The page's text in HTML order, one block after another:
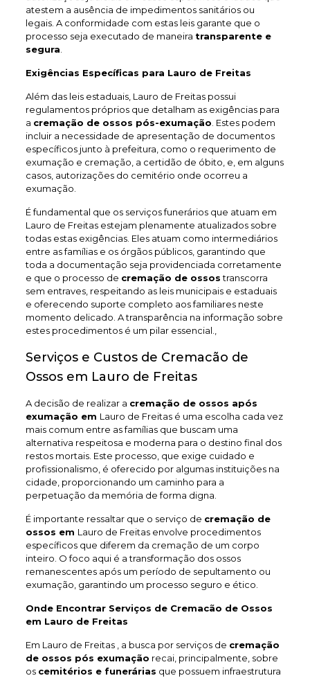
atestem a ausência de impedimentos sanitários ou
legais. A conformidade com estas leis garante que o
processo seja executado de maneira transparente e
segura
Exigências Específicas para Lauro de Freitas
Além das leis estaduais, Lauro de Freitas possui
regulamentos próprios que detalham as exigências para
a cremação de ossos pós-exumação . Estes podem
incluir a necessidade de apresentação de documentos
específicos junto à prefeitura, como o requerimento de
exumação e cremação, a certidão de óbito, e, em alguns
casos, autorizações do cemitério onde ocorreu a
exumação.
É fundamental que os serviços funerários que atuam em
Lauro de Freitas estejam plenamente atualizados sobre
todas estas exigências. Eles atuam como intermediários
entre as famílias e os órgãos públicos, garantindo que
toda a documentação seja providenciada corretamente
e que o processo de cremação de ossostranscorra
sem entraves, respeitando as leis municipais e estaduais
e oferecendo suporte completo aos familiares neste
momento delicado. A transparência na informação sobre
estes procedimentos é um pilar essencial.,
Serviços e Custos de Cremacão de
Ossos em Lauro de Freitas
A decisão de realizar a cremação de ossos após
exumação em Lauro de Freitas é uma escolha cada vez
mais comum entre as famílias que buscam uma
alternativa respeitosa e moderna para o destino final dos
restos mortais. Este processo, que exige cuidado e
profissionalismo, é oferecido por algumas instituições na
cidade, proporcionando um caminho para a
perpetuação da memória de forma digna.
É importante ressaltar que o serviço de cremação de
ossos em Lauro de Freitas envolve procedimentos
específicos que diferem da cremação de um corpo
inteiro. O foco aqui é a transformação dos ossos
remanescentes após um período de sepultamento ou
exumação, garantindo um processo seguro e ético.
Onde Encontrar Serviços de Cremacão de Ossos
em Lauro de Freitas
Em Lauro de Freitas , a busca por serviços de cremação
de ossos pós exumação recai, principalmente, sobre
os cemitérios e funerárias que possuem infraestrutura